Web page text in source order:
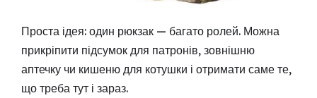
Проста ідея: один рюкзак — багато ролей. Можна
прикріпити підсумок для патронів, зовнішню
аптечку чи кишеню для котушки і отримати саме те,
що треба тут і зараз.